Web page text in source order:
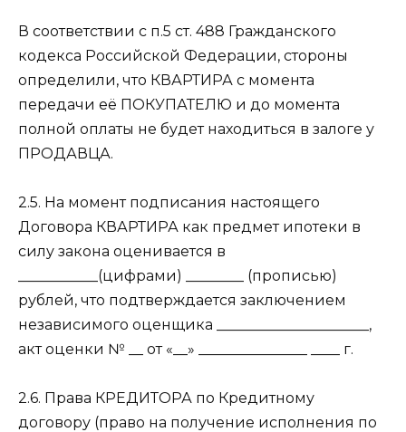
В соответствии с п.5 ст. 488 Гражданского
кодекса Российской Федерации, стороны
определили, что КВАРТИРА с момента
передачи её ПОКУПАТЕЛЮ и до момента
полной оплаты не будет находиться в залоге у
ПРОДАВЦА.
2.5. На момент подписания настоящего
Договора КВАРТИРА как предмет ипотеки в
силу закона оценивается в
___________(цифрами) ________ (прописью)
рублей, что подтверждается заключением
независимого оценщика _____________________,
акт оценки № __ от «__» _______________ ____ г.
2.6. Права КРЕДИТОРА по Кредитному
договору (право на получение исполнения по